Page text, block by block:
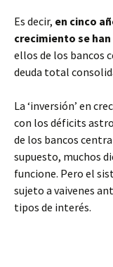
Es decir, en cinco
crecimiento se
ellos de los bancos
deuda total
La ‘inversión’ en
con los déficits
de los bancos
supuesto, muchos
funcione. Pero el
sujeto a vaivenes
tipos de interés.